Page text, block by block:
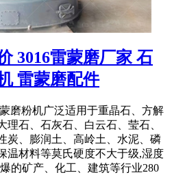
3016雷蒙磨厂家 石
雷蒙磨配件
磨粉机广泛适用于重晶石、方解
理石、石灰石、白云石、莹石、
炭、膨润土、高岭土、水泥、磷
温材料等莫氏硬度不大于级,湿度
的矿产、化工、建筑等行业280